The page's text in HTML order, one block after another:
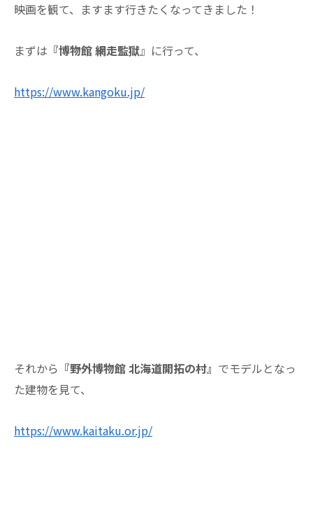
映画を観て、ますます行きたくなってきました！
まずは 『博物館 網走監獄』に行って、
https://www.kangoku.jp/
それから 『野外博物館 北海道開拓の村』 でモデルとなっ
た建物を見て、
https://www.kaitaku.or.jp/